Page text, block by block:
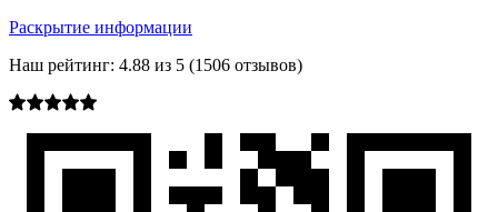
Раскрытие информации
Наш рейтинг: 4.88 из 5 (1506 отзывов)